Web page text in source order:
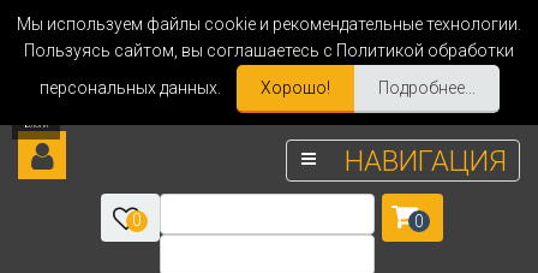
Мы используем файлы cookie и рекомендательные технологии.
Пользуясь сайтом, вы соглашаетесь с Политикой обработки
персональных данных.
Хорошо! Подробнее...
НАВИГАЦИЯ
0 0